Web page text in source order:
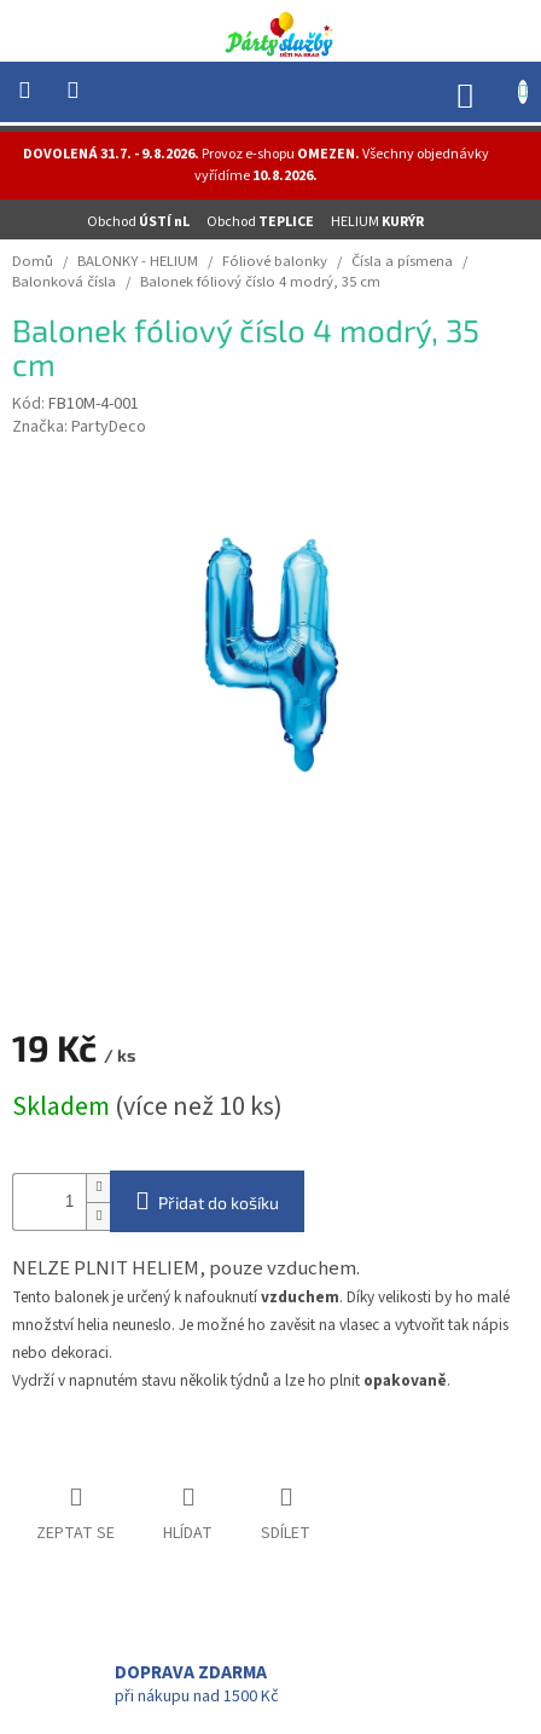
obsah
DOVOLENÁ 31.7. - 9.8.2026.Provoz e-shopu OMEZEN.Všechny objednávky
vyřídíme10.8.2026.
Obchod ÚSTÍ nL Obchod TEPLICE HELIUM KURÝR
NOVINKY
HELIUM
-
OSLAVY
MASKY
-
KOSTÝMY
Domů / BALONKY - HELIUM / Fóliové balonky / Čísla a písmena /
Balonková čísla / Balonek fóliový číslo 4 modrý, 35 cm
Balonek fóliový číslo 4 modrý, 35
cm
Kód: FB10M-4-001
Značka: PartyDeco
19 Kč / ks
cena:
Skladem (více než 10 ks)
Přidat do košíku
NELZE PLNIT HELIEM, pouze vzduchem.
Tento balonek je určený k nafouknutívzduchem. Díky velikosti by ho malé
množství helia neuneslo. Je možné ho zavěsit na vlasec a vytvořit tak nápis
nebo dekoraci.
Vydrží v napnutém stavu několik týdnů a lze ho plnit opakovaně.
ZEPTAT SE HLÍDAT SDÍLET
DOPRAVA ZDARMA
při nákupu nad 1500 Kč